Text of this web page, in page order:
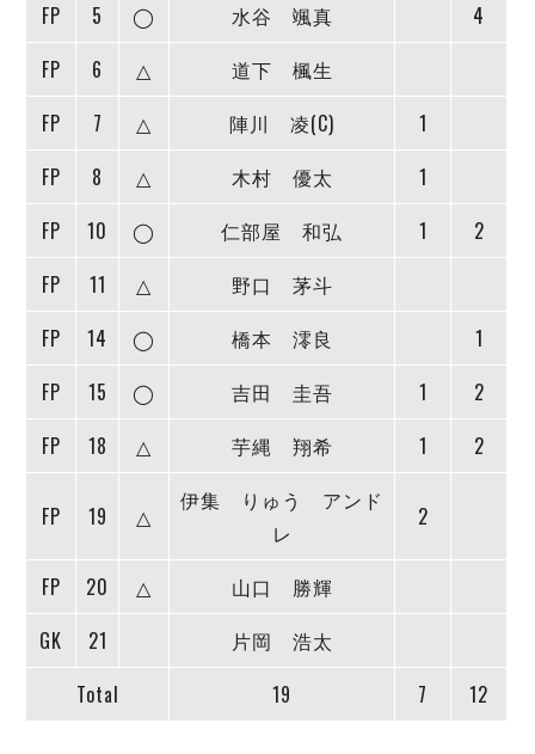
FP
5 ◯ 水谷 颯真
4
FP
6 △
道下 楓生
FP
7 △ 陣川 凌(C)
1
FP
8 △ 木村 優太
1
FP
10 ◯ 仁部屋 和弘 1
2
FP
11 △
野口 茅斗
FP
14 ◯ 橋本 澪良
1
FP
15 ◯ 吉田 圭吾 1
2
FP
18 △ 芋縄 翔希 1 2
FP 19 △
伊集 りゅう アンド
レ
2
FP 20 △
山口 勝輝
GK
21
片岡 浩太
Total
19 7 12